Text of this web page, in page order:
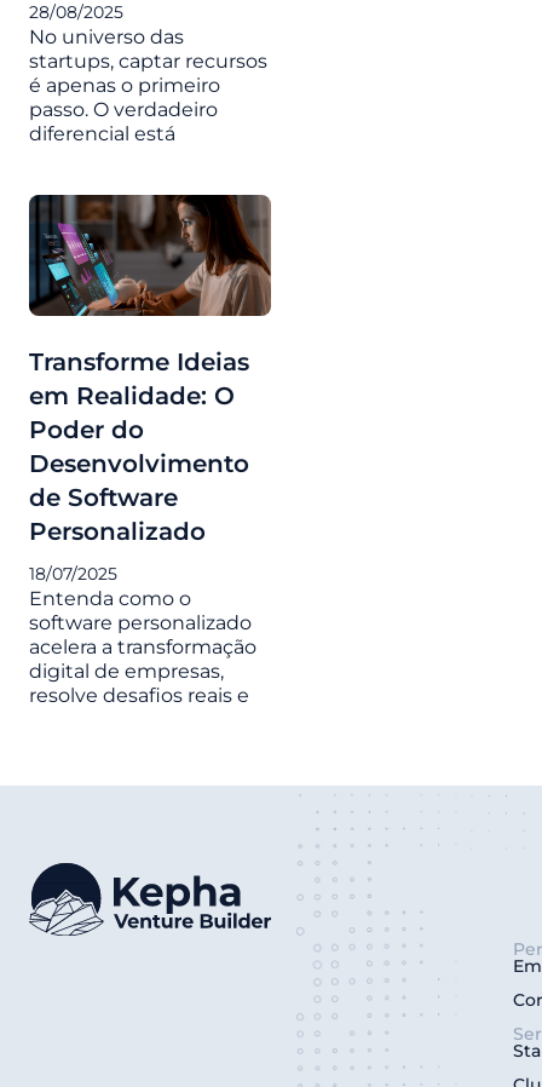
28/08/2025
No universo das
startups, captar recursos
é apenas o primeiro
passo. O verdadeiro
diferencial está
Transforme Ideias
em Realidade: O
Poder do
Desenvolvimento
de Software
Personalizado
18/07/2025
Entenda como o
software personalizado
acelera a transformação
digital de empresas,
resolve desafios reais e